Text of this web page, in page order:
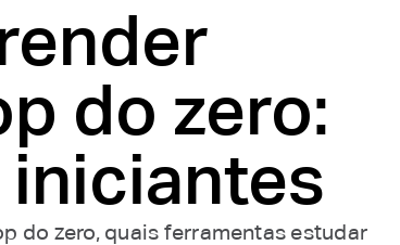
do zero:
iniciantes
do zero, quais ferramentas estudar